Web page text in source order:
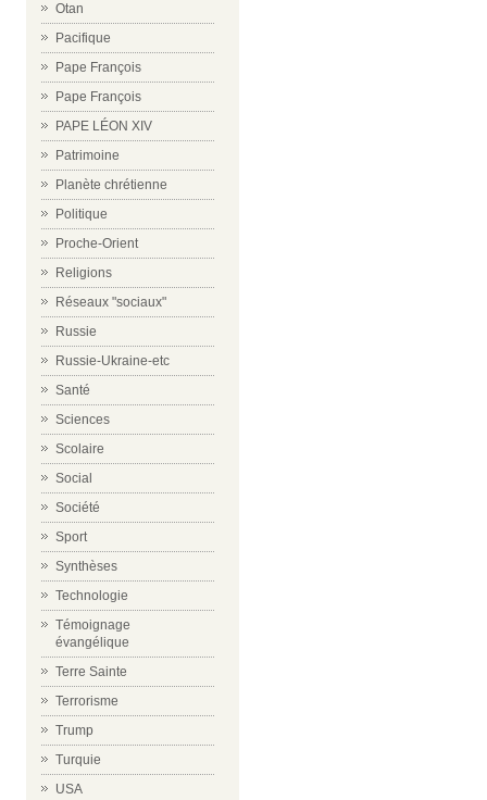
Otan
Pacifique
Pape François
Pape François
PAPE LÉON XIV
Patrimoine
Planète chrétienne
Politique
Proche-Orient
Religions
Réseaux "sociaux"
Russie
Russie-Ukraine-etc
Santé
Sciences
Scolaire
Social
Société
Sport
Synthèses
Technologie
Témoignage
évangélique
Terre Sainte
Terrorisme
Trump
Turquie
USA